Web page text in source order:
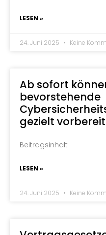
LESEN »
24. Juni 2025 Keine
Ab sofort
bevorstehende
gezielt
Beitragsinhalt
LESEN »
24. Juni 2025 Keine